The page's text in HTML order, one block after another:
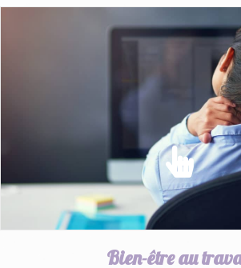
ERGONOMIE
Intégrer des améliorations
l'environnement de
EN SAVOIR PLUS
Bien-être au